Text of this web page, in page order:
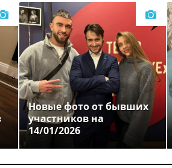
Новые фото от бывших
участников на
14/01/2026